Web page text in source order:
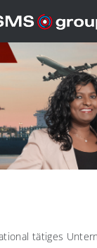
tätiges